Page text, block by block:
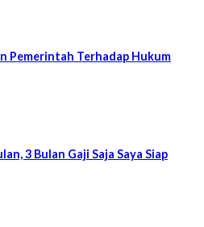
Pemerintah Terhadap Hukum
3 Bulan Gaji Saja Saya Siap